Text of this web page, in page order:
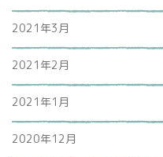
2021年3月
2021年2月
2021年1月
2020年12月